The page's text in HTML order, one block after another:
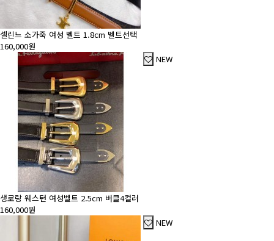
셀린느 소가죽 여성 벨트 1.8cm 벨트선택
160,000원
NEW
생로랑 웨스턴 여성벨트 2.5cm 버클4컬러
160,000원
NEW